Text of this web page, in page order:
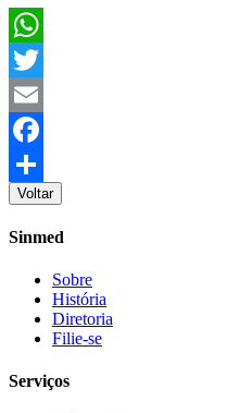
WhatsApp
Twitter
Email
Facebook
Share
Voltar
Sinmed
Sobre
História
Diretoria
Filie-se
Serviços